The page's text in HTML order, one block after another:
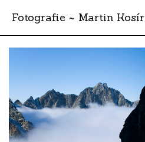
Fotografie ~ Martin Kosír
Moje obľúbené
Miesta
Archív